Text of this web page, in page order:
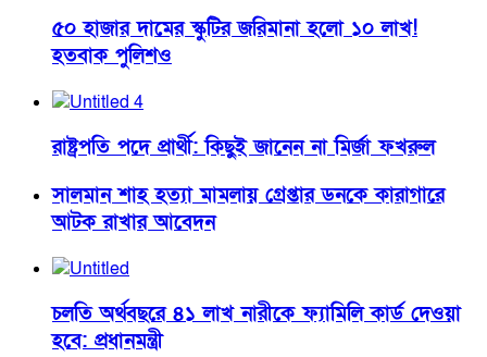
৫০ হাজার দামের স্কুটির জরিমানা হলো ১০ লাখ!
হতবাক পুলিশও
রাষ্ট্রপতি পদে প্রার্থী: কিছুই জানেন না মির্জা ফখরুল
সালমান শাহ হত্যা মামলায় গ্রেপ্তার ডনকে কারাগারে
আটক রাখার আবেদন
চলতি অর্থবছরে ৪১ লাখ নারীকে ফ্যামিলি কার্ড দেওয়া
হবে: প্রধানমন্ত্রী